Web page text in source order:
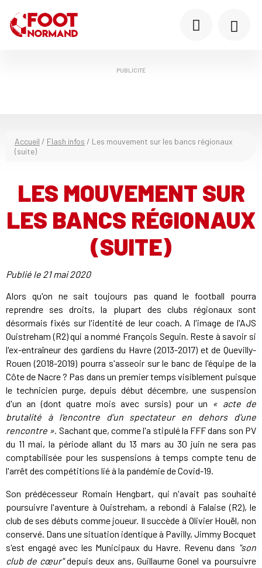
PUBLICITÉ
Accueil / Flash infos / Les mouvement sur les bancs régionaux
(suite)
LES MOUVEMENT SUR
LES BANCS RÉGIONAUX
(SUITE)
Publié le 21 mai 2020
Alors qu'on ne sait toujours pas quand le football pourra
reprendre ses droits, la plupart des clubs régionaux sont
désormais fixés sur l'identité de leur coach. A l'image de l'AJS
Ouistreham (R2) qui a nommé François Seguin. Reste à savoir si
l'ex-entraîneur des gardiens du Havre (2013-2017) et de Quevilly-
Rouen (2018-2019) pourra s'asseoir sur le banc de l'équipe de la
Côte de Nacre ? Pas dans un premier temps visiblement puisque
le technicien purge, depuis début décembre, une suspension
d'un an (dont quatre mois avec sursis) pour un « acte de
brutalité à l’encontre d’un spectateur en dehors d'une
rencontre ». Sachant que, comme l'a stipulé la FFF dans son PV
du 11 mai, la période allant du 13 mars au 30 juin ne sera pas
comptabilisée pour les suspensions à temps compte tenu de
l'arrêt des compétitions lié à la pandémie de Covid-19.
Son prédécesseur Romain Hengbart, qui n'avait pas souhaité
poursuivre l'aventure à Ouistreham, a rebondi à Falaise (R2), le
club de ses débuts comme joueur. Il succède à Olivier Houël, non
conservé. Dans une situation identique à Pavilly, Jimmy Bocquet
s'est engagé avec les Municipaux du Havre. Revenu dans "son
club de cœur"depuis deux ans, Guillaume Gonel va poursuivre